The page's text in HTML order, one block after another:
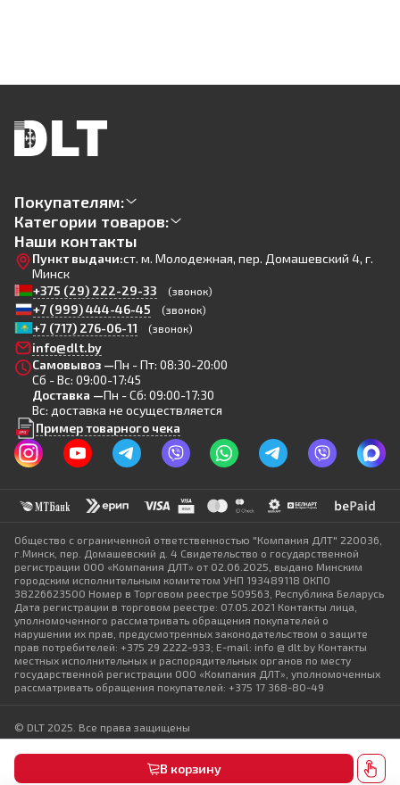
В корзину
Покупателям:
Категории товаров:
Наши контакты
Пункт выдачи:ст. м. Молодежная, пер. Домашевский 4, г.
Минск
+375 (29) 222-29-33
(звонок)
+7 (999) 444-46-45 (звонок)
+7 (717) 276-06-11 (звонок)
info@dlt.by
Самовывоз —Пн - Пт: 08:30-20:00
Сб - Вс: 09:00-17:45
Доставка —Пн - Сб: 09:00-17:30
Вс: доставка не осуществляется
Пример товарного чека
Общество с ограниченной ответственностью "Компания ДЛТ" 220036,
г.Минск, пер. Домашевский д. 4 Свидетельство о государственной
регистрации ООО «Компания ДЛТ» от 02.06.2025, выдано Минским
городским исполнительным комитетом УНП 193489118 ОКПО
38226623500 Номер в Торговом реестре 509563, Республика Беларусь
Дата регистрации в торговом реестре: 07.05.2021 Контакты лица,
уполномоченного рассматривать обращения покупателей о
нарушении их прав, предусмотренных законодательством о защите
прав потребителей: +375 29 2222-933; E-mail: info @ dlt.by Контакты
местных исполнительных и распорядительных органов по месту
государственной регистрации ООО «Компания ДЛТ», уполномоченных
рассматривать обращения покупателей: +375 17 368-80-49
© DLT 2025. Все права защищены
Политика конфиденциальности
Выбор настроек Cookie
Разработка сайта — SLAM